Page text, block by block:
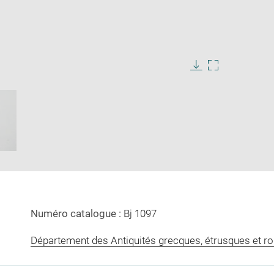
Numéro catalogue : Bj 1097
Département des Antiquités grecques, étrusques et